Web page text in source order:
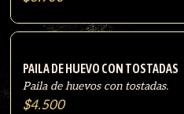
PAILA DE HUEVO CON TOSTADAS
Paila de huevos con tostadas.
$4.500